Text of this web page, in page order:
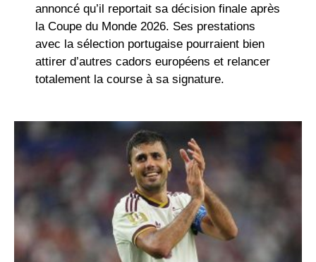
annoncé qu’il reportait sa décision finale après
la Coupe du Monde 2026. Ses prestations
avec la sélection portugaise pourraient bien
attirer d’autres cadors européens et relancer
totalement la course à sa signature.